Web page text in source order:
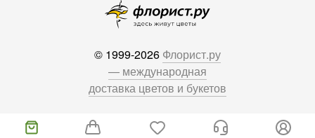
© 1999-2026 Флорист.ру
— международная
доставка цветов и букетов